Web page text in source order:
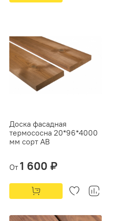
Доска фасадная
термососна 20*96*4000
мм сорт АВ
От 1 600 ₽